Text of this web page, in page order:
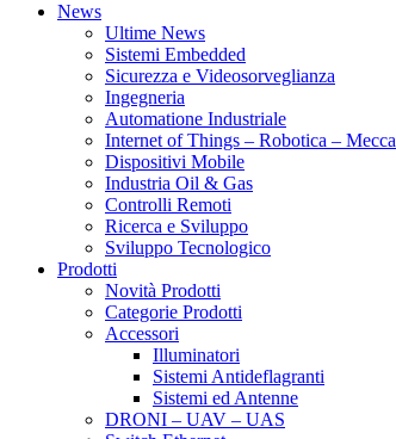
News
Ultime News
Sistemi Embedded
Sicurezza e Videosorveglianza
Ingegneria
Automatione Industriale
Internet of Things – Robotica –
Dispositivi Mobile
Industria Oil & Gas
Controlli Remoti
Ricerca e Sviluppo
Sviluppo Tecnologico
Prodotti
Novità Prodotti
Categorie Prodotti
Accessori
Illuminatori
Sistemi Antideflagranti
Sistemi ed Antenne
DRONI – UAV – UAS